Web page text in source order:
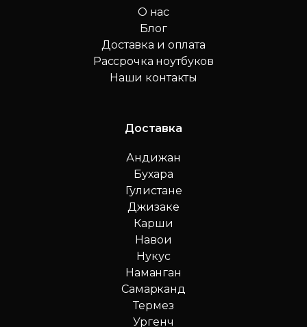
О нас
Блог
Доставка и оплата
Рассрочка ноутбуков
Наши контакты
Доставка
Андижан
Бухара
Гулистане
Джизаке
Карши
Навои
Нукус
Наманган
Самарканд
Термез
Ургенч